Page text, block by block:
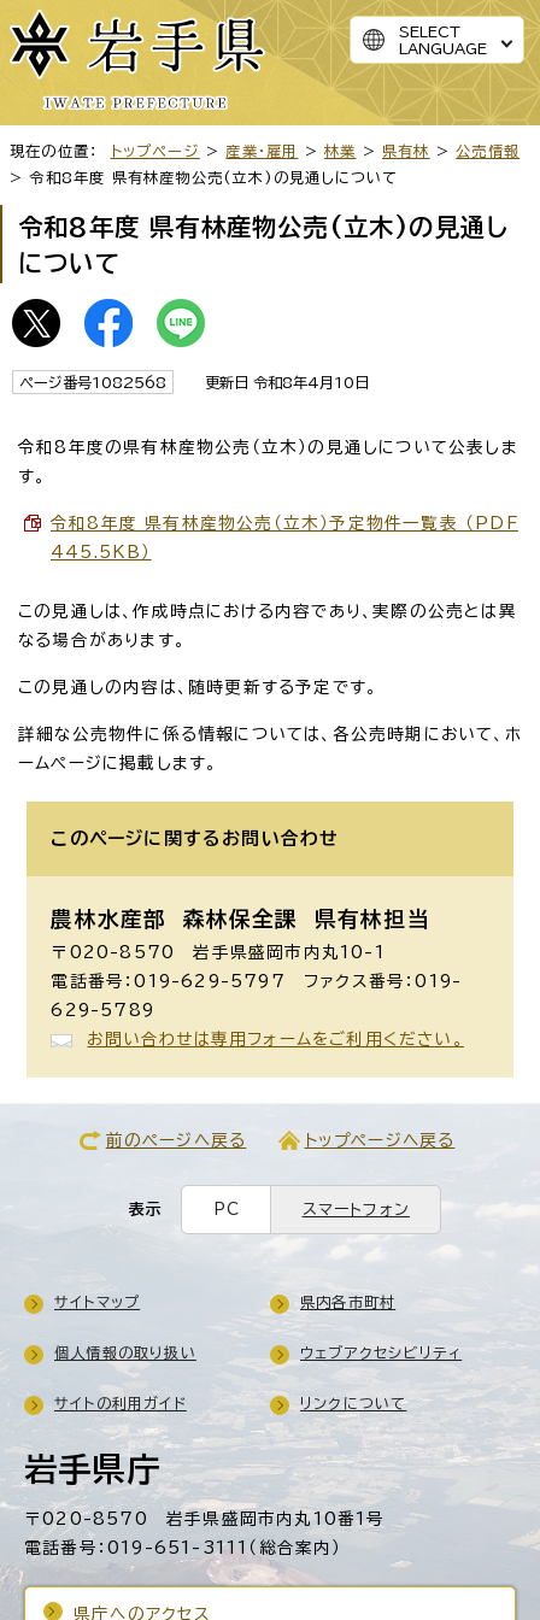
SELECT
LANGUAGE
現在の位置： トップページ > 産業・雇用 >林業 > 県有林 >公売情報
> 令和8年度 県有林産物公売(立木)の見通しについて
令和8年度 県有林産物公売(立木)の見通し
について
ページ番号1082568 更新日 令和8年4月10日
令和8年度の県有林産物公売（立木）の見通しについて公表しま
す。
令和8年度 県有林産物公売（立木）予定物件一覧表 （PDF
445.5KB）
この見通しは、作成時点における内容であり、実際の公売とは異
なる場合があります。
この見通しの内容は、随時更新する予定です。
詳細な公売物件に係る情報については、各公売時期において、ホ
ームページに掲載します。
このページに関する お問い合わせ
農林水産部 森林保全課 県有林担当
〒020-8570 岩手県盛岡市内丸10-1
電話番号：019-629-5797 ファクス番号：019-
629-5789
お問い合わせは専用フォームをご利用ください。
前のページへ戻る トップページへ戻る
表示 PC スマートフォン
岩手県庁
〒020-8570 岩手県盛岡市内丸10番1号
電話番号：019-651-3111（総合案内）
県庁へのアクセス
サイトマップ 県内各市町村
個人情報の取り扱い ウェブアクセシビリティ
サイトの利用ガイド リンクについて